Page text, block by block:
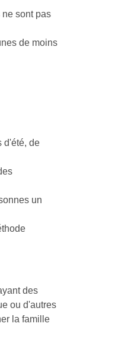
sont pas
de moins
d'été, de
un
des
ou d'autres
la famille